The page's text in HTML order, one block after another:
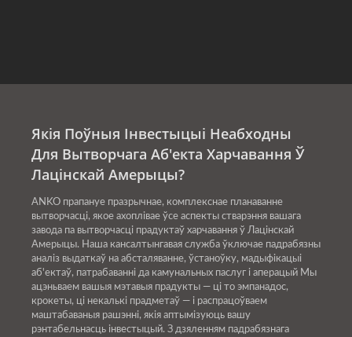
Якія Поўныя Інвестыцыі Неабходны
Для Вытворчага Аб'екта Харчавання Ў
Лацінскай Амерыцы?
ANKO прапануе празрычнае, комплекснае планаванне
вытворчасці, якое ахоплівае ўсе аспекты стварэння вашага
завода па вытворчасці прадуктаў харчавання ў Лацінскай
Амерыцы. Наша кансалтынгавая служба ўключае падрабязны
аналіз выдаткаў на абсталяванне, ўстаноўку, мадыфікацыі
аб'ектаў, патрабаванні да камунальных паслуг і аперацый Мы
ацэньваем вашыя мэтавыя прадукты — ці то эмпанадос,
крокеты, ці некалькі прадметаў — і распрацоўваем
маштабаваныя рашэнні, якія аптымізуюць вашу
рэнтабельнасць інвестыцый. З дзяленням падрабязнага